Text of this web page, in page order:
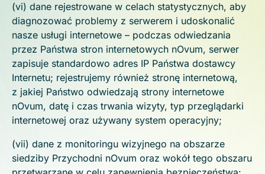
(vi) dane rejestrowane w celach statystycznych, aby
diagnozować problemy z serwerem i udoskonalić
nasze usługi internetowe – podczas odwiedzania
przez Państwa stron internetowych nOvum, serwer
zapisuje standardowo adres IP Państwa dostawcy
Internetu; rejestrujemy również stronę internetową,
z jakiej Państwo odwiedzają strony internetowe
nOvum, datę i czas trwania wizyty, typ przeglądarki
internetowej oraz używany system operacyjny;
(vii) dane z monitoringu wizyjnego na obszarze
siedziby Przychodni nOvum oraz wokół tego obszaru